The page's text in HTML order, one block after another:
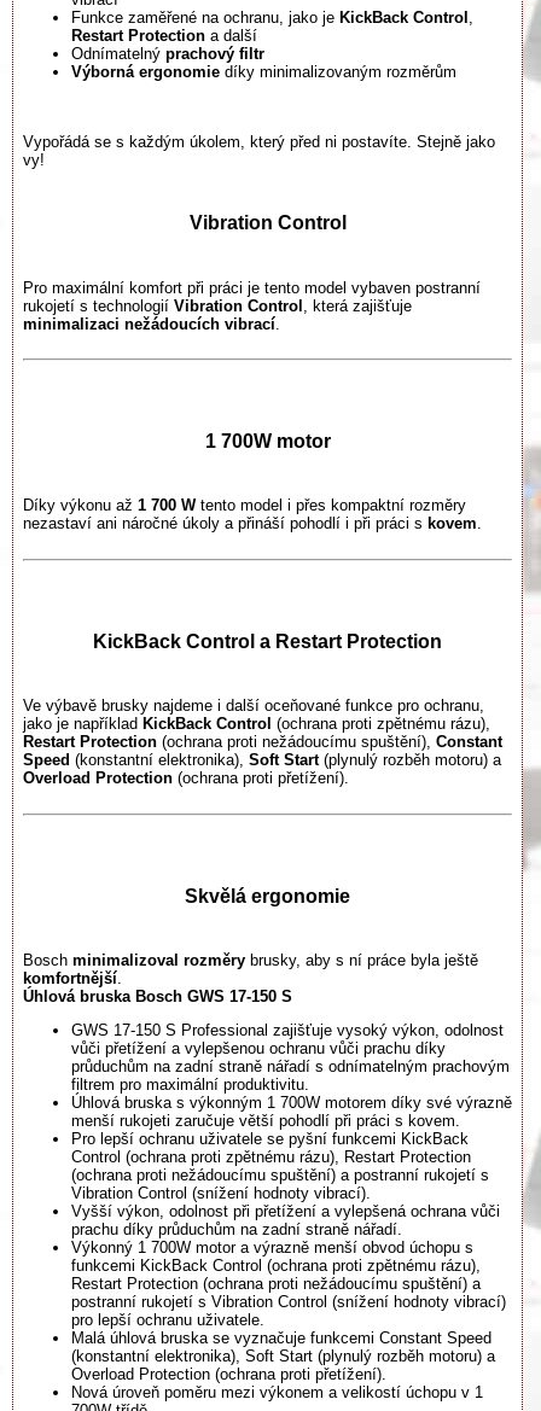
Funkce zaměřené na ochranu, jako je KickBack Control
Restart Protection a další
Odnímatelný prachový filtr
Výborná ergonomie díky minimalizovaným rozměrům
Vypořádá se s každým úkolem, který před ni postavíte. Stejně jako
vy!
Vibration Control
Pro maximální komfort při práci je tento model vybaven postranní
rukojetí s technologií Vibration Control , která zajišťuje
minimalizaci nežádoucích vibrací
1 700W motor
Díky výkonu až 1 700 Wtento model i přes kompaktní rozměry
nezastaví ani náročné úkoly a přináší pohodlí i při práci s kovem.
KickBack Control a Restart Protection
Ve výbavě brusky najdeme i další oceňované funkce pro ochranu,
jako je například KickBack Control (ochrana proti zpětnému rázu),
Restart Protection (ochrana proti nežádoucímu spuštění), Constant
Speed (konstantní elektronika), Soft Start(plynulý rozběh motoru) a
Overload Protection (ochrana proti přetížení).
Skvělá ergonomie
Bosch minimalizoval rozměry brusky, aby s ní práce byla ještě
komfortnější.
Úhlová bruska Bosch GWS 17-150 S
GWS 17-150 S Professional zajišťuje vysoký výkon, odolnost
vůči přetížení a vylepšenou ochranu vůči prachu díky
průduchům na zadní straně nářadí s odnímatelným prachovým
filtrem pro maximální produktivitu.
Úhlová bruska s výkonným 1 700W motorem díky své výrazně
menší rukojeti zaručuje větší pohodlí při práci s kovem.
Pro lepší ochranu uživatele se pyšní funkcemi KickBack
Control (ochrana proti zpětnému rázu), Restart Protection
(ochrana proti nežádoucímu spuštění) a postranní rukojetí s
Vibration Control (snížení hodnoty vibrací).
Vyšší výkon, odolnost při přetížení a vylepšená ochrana vůči
prachu díky průduchům na zadní straně nářadí.
Výkonný 1 700W motor a výrazně menší obvod úchopu s
funkcemi KickBack Control (ochrana proti zpětnému rázu),
Restart Protection (ochrana proti nežádoucímu spuštění) a
postranní rukojetí s Vibration Control (snížení hodnoty vibrací)
pro lepší ochranu uživatele.
Malá úhlová bruska se vyznačuje funkcemi Constant Speed
(konstantní elektronika), Soft Start (plynulý rozběh motoru) a
Overload Protection (ochrana proti přetížení).
Nová úroveň poměru mezi výkonem a velikostí úchopu v 1